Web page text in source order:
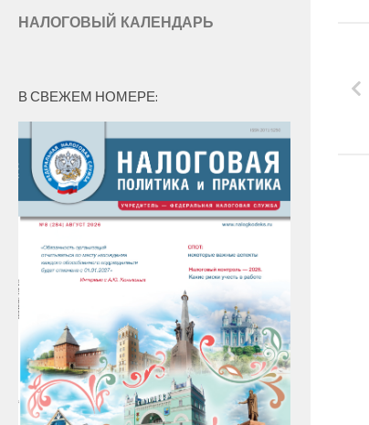
НАЛОГОВЫЙ КАЛЕНДАРЬ
В СВЕЖЕМ НОМЕРЕ: